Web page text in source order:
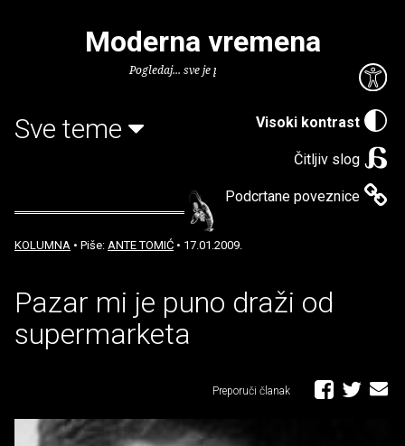
Visoki kontrast
Čitljiv slog
Podcrtane poveznice
Moderna vremena
Pogledaj... sve je puno knjiga.
Sve teme
KOLUMNA • Piše: ANTE TOMIĆ • 17.01.2009.
Pazar mi je puno draži od
supermarketa
Preporuči članak